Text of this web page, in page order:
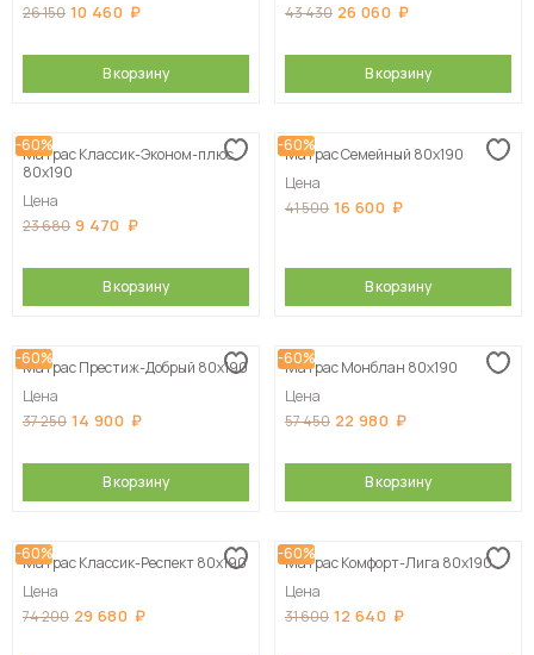
26 150 10 460
В корзину
43 430 26 060
В корзину
-60%
Матрас Классик-Эконом-плюс
80х190
Цена
23 680 9 470
В корзину
-60%
Матрас Семейный 80х190
Цена
41 500 16 600
В корзину
-60%
Матрас Престиж-Добрый 80х190
Цена
37 250 14 900
В корзину
-60%
Матрас Монблан 80х190
Цена
57 450 22 980
В корзину
-60%
Матрас Классик-Респект 80х190
Цена
74 200 29 680
-60%
Матрас Комфорт-Лига 80х190
Цена
31 600 12 640